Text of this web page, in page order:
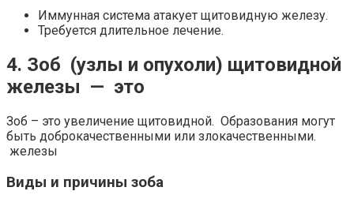
Иммунная система атакует щитовидную железу.
Требуется длительное лечение.
4. Зоб (узлы и опухоли) щитовидной
железы — это
Зоб – это увеличение щитовидной. Образования могут
быть доброкачественными или злокачественными.
железы
Виды и причины зоба